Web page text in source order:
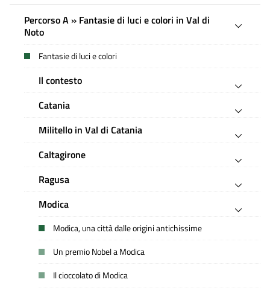
Percorso A » Fantasie di luci e colori in Val di
Noto
Fantasie di luci e colori
Il contesto
Catania
Militello in Val di Catania
Caltagirone
Ragusa
Modica
Modica, una città dalle origini antichissime
Un premio Nobel a Modica
Il cioccolato di Modica